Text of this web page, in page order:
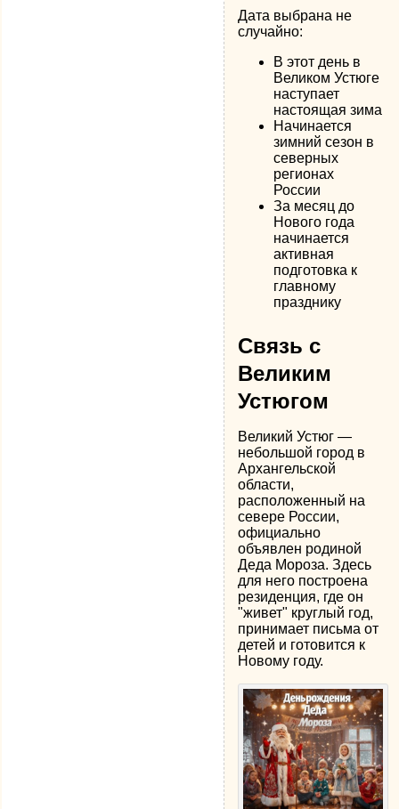
Дата выбрана не
случайно:
В этот день в
Великом Устюге
наступает
настоящая зима
Начинается
зимний сезон в
северных
регионах
России
За месяц до
Нового года
начинается
активная
подготовка к
главному
празднику
Связь с
Великим
Устюгом
Великий Устюг —
небольшой город в
Архангельской
области,
расположенный на
севере России,
официально
объявлен родиной
Деда Мороза. Здесь
для него построена
резиденция, где он
"живет" круглый год,
принимает письма от
детей и готовится к
Новому году.